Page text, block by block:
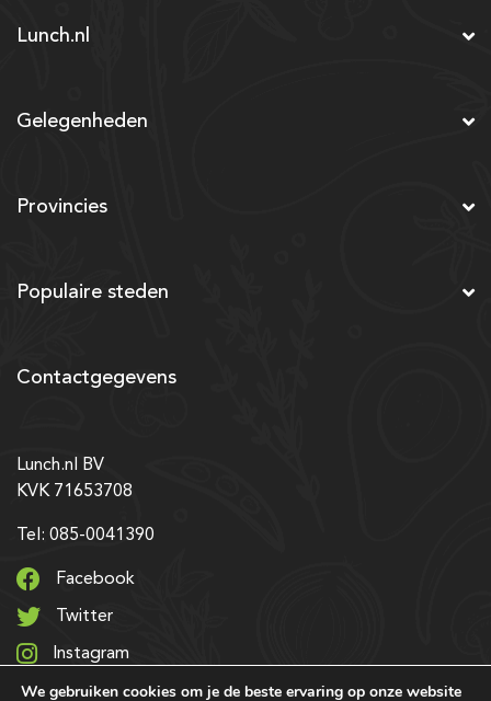
Lunch.nl
Gelegenheden
Provincies
Populaire steden
Contactgegevens
Lunch.nl BV
KVK 71653708
Tel: 085-0041390
Facebook
Twitter
Instagram
LinkedIn
We gebruiken cookies om je de beste ervaring op onze website